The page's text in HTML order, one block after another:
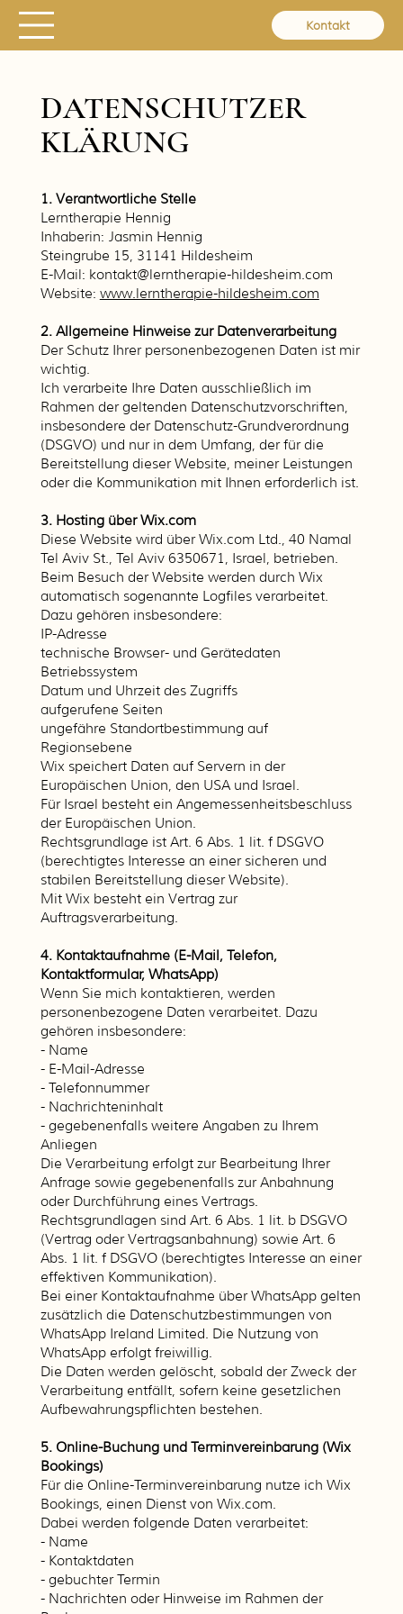
Kontakt
DATENSCHUTZER
KLÄRUNG
1. Verantwortliche Stelle
Lerntherapie Hennig
Inhaberin: Jasmin Hennig
Steingrube 15, 31141 Hildesheim
E-Mail: kontakt@lerntherapie-hildesheim.com
Website: www.lerntherapie-hildesheim.com
2. Allgemeine Hinweise zur Datenverarbeitung
Der Schutz Ihrer personenbezogenen Daten ist mir
wichtig.
Ich verarbeite Ihre Daten ausschließlich im
Rahmen der geltenden Datenschutzvorschriften,
insbesondere der Datenschutz-Grundverordnung
(DSGVO) und nur in dem Umfang, der für die
Bereitstellung dieser Website, meiner Leistungen
oder die Kommunikation mit Ihnen erforderlich ist.
3. Hosting über Wix.com
Diese Website wird über Wix.com Ltd., 40 Namal
Tel Aviv St., Tel Aviv 6350671, Israel, betrieben.
Beim Besuch der Website werden durch Wix
automatisch sogenannte Logfiles verarbeitet.
Dazu gehören insbesondere:
IP-Adresse
technische Browser- und Gerätedaten
Betriebssystem
Datum und Uhrzeit des Zugriffs
aufgerufene Seiten
ungefähre Standortbestimmung auf
Regionsebene
Wix speichert Daten auf Servern in der
Europäischen Union, den USA und Israel.
Für Israel besteht ein Angemessenheitsbeschluss
der Europäischen Union.
Rechtsgrundlage ist Art. 6 Abs. 1 lit. f DSGVO
(berechtigtes Interesse an einer sicheren und
stabilen Bereitstellung dieser Website).
Mit Wix besteht ein Vertrag zur
Auftragsverarbeitung.
4. Kontaktaufnahme (E-Mail, Telefon,
Kontaktformular, WhatsApp)
Wenn Sie mich kontaktieren, werden
personenbezogene Daten verarbeitet. Dazu
gehören insbesondere:
- Name
- E-Mail-Adresse
- Telefonnummer
- Nachrichteninhalt
- gegebenenfalls weitere Angaben zu Ihrem
Anliegen
Die Verarbeitung erfolgt zur Bearbeitung Ihrer
Anfrage sowie gegebenenfalls zur Anbahnung
oder Durchführung eines Vertrags.
Rechtsgrundlagen sind Art. 6 Abs. 1 lit. b DSGVO
(Vertrag oder Vertragsanbahnung) sowie Art. 6
Abs. 1 lit. f DSGVO (berechtigtes Interesse an einer
effektiven Kommunikation).
Bei einer Kontaktaufnahme über WhatsApp gelten
zusätzlich die Datenschutzbestimmungen von
WhatsApp Ireland Limited. Die Nutzung von
WhatsApp erfolgt freiwillig.
Die Daten werden gelöscht, sobald der Zweck der
Verarbeitung entfällt, sofern keine gesetzlichen
Aufbewahrungspflichten bestehen.
5. Online-Buchung und Terminvereinbarung (Wix
Bookings)
Für die Online-Terminvereinbarung nutze ich Wix
Bookings, einen Dienst von Wix.com.
Dabei werden folgende Daten verarbeitet:
- Name
- Kontaktdaten
- gebuchter Termin
- Nachrichten oder Hinweise im Rahmen der